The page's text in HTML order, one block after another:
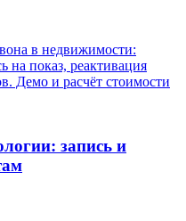
в недвижимости:
на показ, реактивация
Демо и расчёт стоимости
запись и